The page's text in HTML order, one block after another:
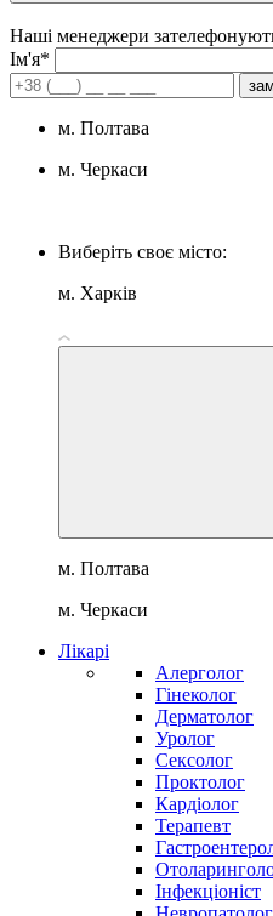
Наші менеджери
Iм'я*
м. Полтава
м. Черкаси
Виберіть своє місто:
м. Харків
м. Полтава
м. Черкаси
Лікарі
Алерголог
Гінеколог
Дерматолог
Уролог
Сексолог
Проктолог
Кардіолог
Терапевт
Інфекціоніст